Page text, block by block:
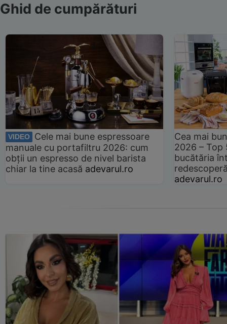
Ghid de cumpărături
VIDEO
Cele mai bune espressoare
manuale cu portafiltru 2026: cum
obții un espresso de nivel barista
chiar la tine acasă adevarul.ro
Cea mai
2026 –
bucătăria
adevarul.ro